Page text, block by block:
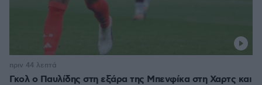
Γκολ ο Παυλίδης στη εξάρα της Μπενφίκα στη Χαρτς και
πριν 44 λεπτά